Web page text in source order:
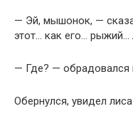
— Эй, мышонок, —
этот… как его… рыжий…
— Где? —
Обернулся, увидел